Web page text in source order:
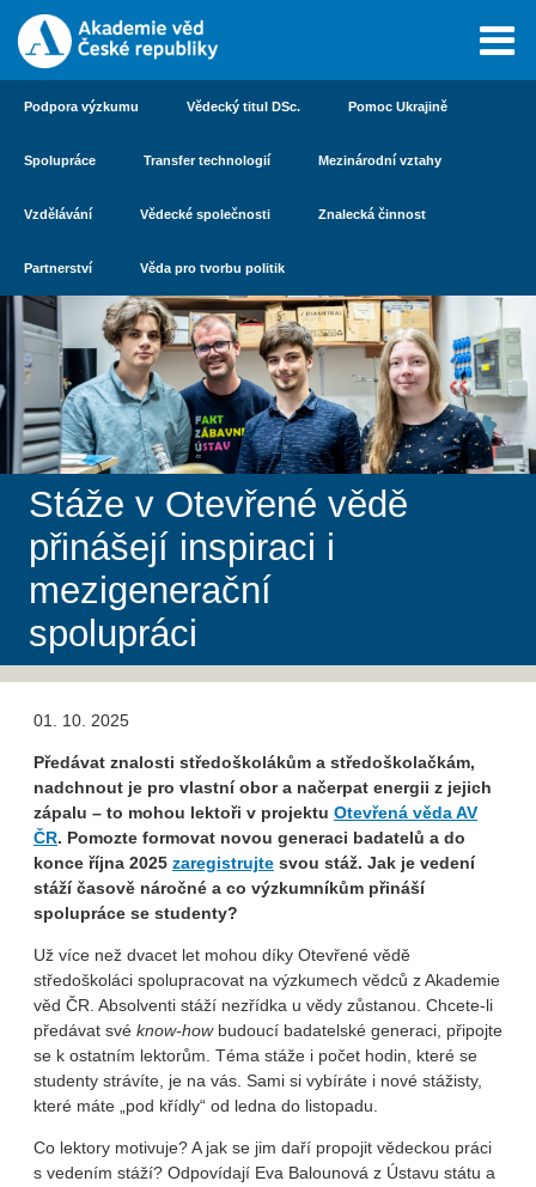
Podpora výzkumu Vědecký titul DSc. Pomoc Ukrajině
Spolupráce Transfer technologií Mezinárodní vztahy
Vzdělávání Vědecké společnosti Znalecká činnost
Partnerství Věda pro tvorbu politik
Stáže v Otevřené vědě
přinášejí inspiraci i
mezigenerační
spolupráci
01. 10. 2025
Předávat znalosti středoškolákům a středoškolačkám,
nadchnout je pro vlastní obor a načerpat energii z jejich
zápalu – to mohou lektoři v projektu Otevřená věda AV
ČR. Pomozte formovat novou generaci badatelů a do
konce října 2025 zaregistrujte svou stáž. Jak je vedení
stáží časově náročné a co výzkumníkům přináší
spolupráce se studenty?
Už více než dvacet let mohou díky Otevřené vědě
středoškoláci spolupracovat na výzkumech vědců z Akademie
věd ČR. Absolventi stáží nezřídka u vědy zůstanou. Chcete-li
předávat své know-howbudoucí badatelské generaci, připojte
se k ostatním lektorům. Téma stáže i počet hodin, které se
studenty strávíte, je na vás. Sami si vybíráte i nové stážisty,
které máte „pod křídly“ od ledna do listopadu.
Co lektory motivuje? A jak se jim daří propojit vědeckou práci
s vedením stáží? Odpovídají Eva Balounová z Ústavu státu a